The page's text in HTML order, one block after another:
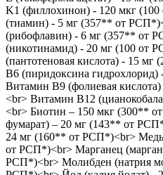
K1 (филлохинон) - 120 мкг
(тиамин) - 5 мг (357** от
(рибофлавин) - 6 мг (357** от
(никотинамид) - 20 мг (100 от
(пантотеновая кислота) - 15
B6 (пиридоксина
Витамин B9 (фолиевая
<br> Витамин B12
<br> Биотин – 150 мкг (300**
фумарат) – 20 мг (143** от
24 мг (160** от РСП*)<br>
от РСП*)<br> Марганец
РСП*)<br> Молибден (натрия